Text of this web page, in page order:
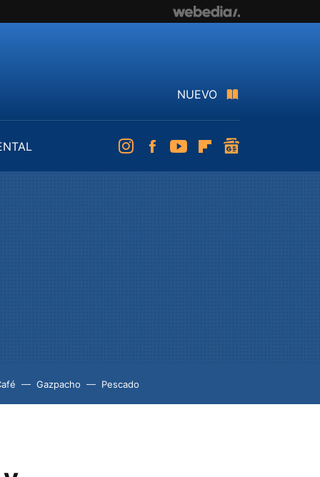
NUEVO
InstagramFacebookYoutubeFlipboard
Gazpacho Pescado